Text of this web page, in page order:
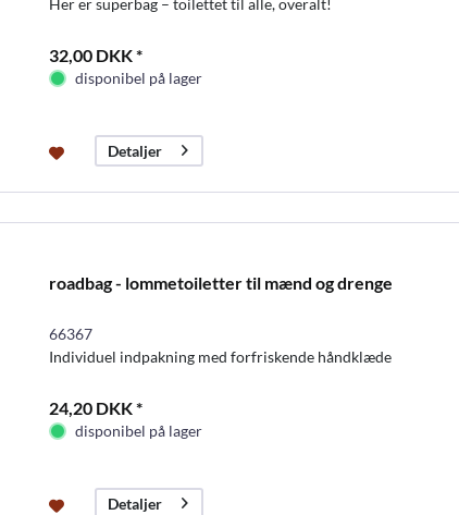
32,00 DKK *
disponibel på lager
Detaljer
roadbag - lommetoiletter til mænd og drenge
66367
Individuel indpakning med forfriskende håndklæde
24,20 DKK *
disponibel på lager
Detaljer